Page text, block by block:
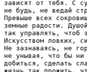
зависят от тебя. С
не будь, не ведай
Превыше всех
земные радости.
так управлять, чтоб
Искусством ловких,
Не зазнаваясь, не
не унывая, что бы ни
добиться, сделать